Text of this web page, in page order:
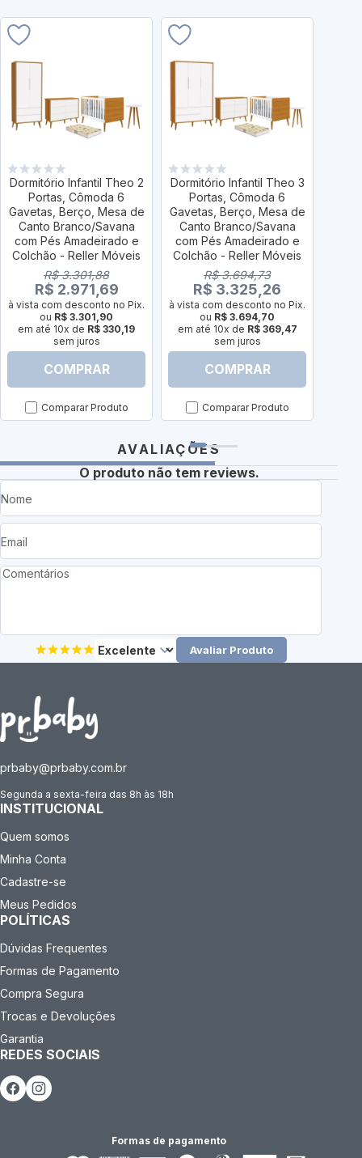
Dormitório Infantil Theo 2
Portas, Cômoda 6
Gavetas, Berço, Mesa de
Canto Branco/Savana
com Pés Amadeirado e
Colchão - Reller Móveis
R$ 3.301,88
R$ 2.971,69
à vista com desconto no Pix.
ou R$ 3.301,90
em até 10x de R$ 330,19
sem juros
COMPRAR
Comparar Produto
Dormitório Infantil Theo 3
Portas, Cômoda 6
Gavetas, Berço, Mesa de
Canto Branco/Savana
com Pés Amadeirado e
Colchão - Reller Móveis
R$ 3.694,73
R$ 3.325,26
à vista com desconto no Pix.
ou R$ 3.694,70
em até 10x de R$ 369,47
sem juros
COMPRAR
Comparar Produto
AVALIAÇÕES
O produto não tem reviews.
Avaliar Produto
prbaby@prbaby.com.br
Segunda a sexta-feira das 8h às 18h
INSTITUCIONAL
Quem somos
Minha Conta
Cadastre-se
Meus Pedidos
POLÍTICAS
Dúvidas Frequentes
Formas de Pagamento
Compra Segura
Trocas e Devoluções
Garantia
REDES SOCIAIS
Formas de pagamento